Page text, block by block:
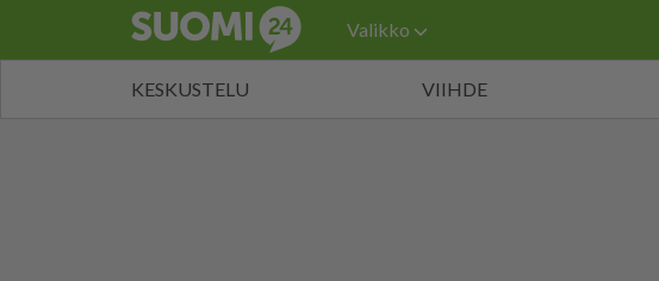
Valikko
KESKUSTELU VIIHDE